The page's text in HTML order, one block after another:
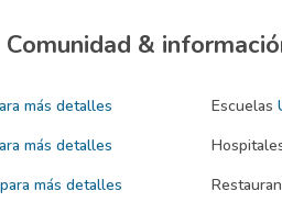
&
más detalles Escuelas
más detalles
más detalles